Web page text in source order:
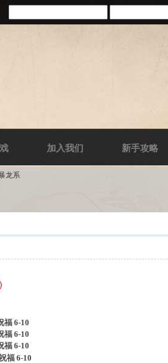
加入我们 新手攻略
龙系
6-10
福 6-10
福 6-10
福 6-10